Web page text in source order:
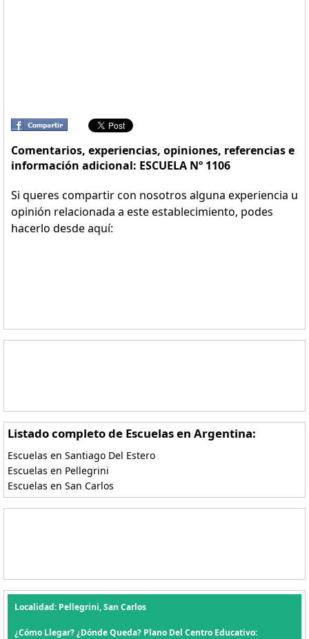
Comentarios, experiencias, opiniones, referencias e
información adicional: ESCUELA Nº 1106
Si queres compartir con nosotros alguna experiencia u
opinión relacionada a este establecimiento, podes
hacerlo desde aquí:
Listado completo de Escuelas en Argentina:
Escuelas en Santiago Del Estero
Escuelas en Pellegrini
Escuelas en San Carlos
Localidad: Pellegrini, San Carlos
¿Cómo Llegar? ¿Dónde Queda? Plano Del Centro Educativo: